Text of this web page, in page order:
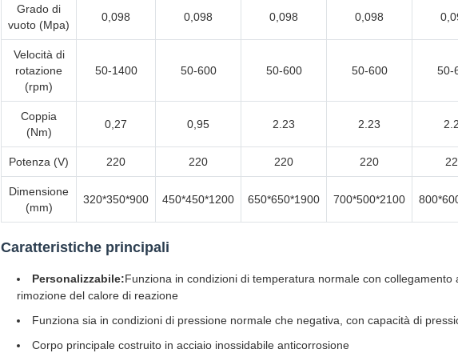
Grado di
vuoto (Mpa)
0,098 0,098 0,098 0,098
Velocità di
rotazione
(rpm)
50-1400 50-600 50-600 50-600 50-
Coppia
(Nm)
0,27 0,95 2.23 2.23
Potenza (V) 220 220 220 220
Dimensione
(mm)
320*350*900 450*450*1200 650*650*1900 700*500*2100
Caratteristiche principali
Personalizzabile:Funziona in condizioni di temperatura normale con
rimozione del calore di reazione
Funziona sia in condizioni di pressione normale che negativa, con capacità di
Corpo principale costruito in acciaio inossidabile anticorrosione